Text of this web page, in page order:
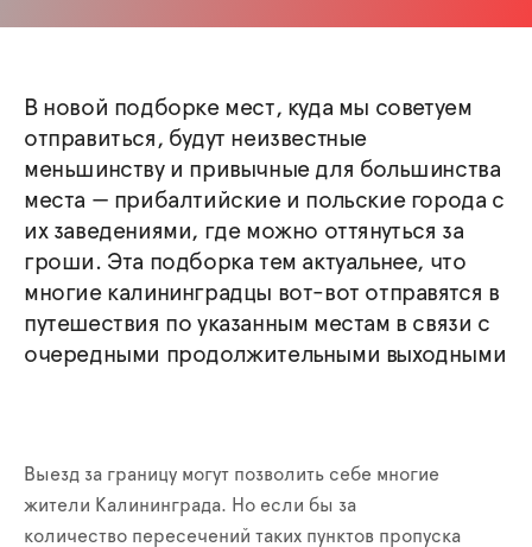
В новой подборке мест, куда мы советуем
отправиться, будут неизвестные
меньшинству и привычные для большинства
места — прибалтийские и польские города с
их заведениями, где можно оттянуться за
гроши. Эта подборка тем актуальнее, что
многие калининградцы вот-вот отправятся в
путешествия по указанным местам в связи с
очередными продолжительными выходными
Выезд за границу могут позволить себе многие
жители Калининграда. Но если бы за
количество пересечений таких пунктов пропуска